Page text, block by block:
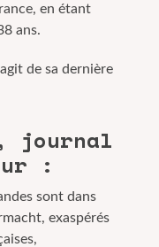
en étant
ans.
de sa dernière
journal
:
sont dans
exaspérés